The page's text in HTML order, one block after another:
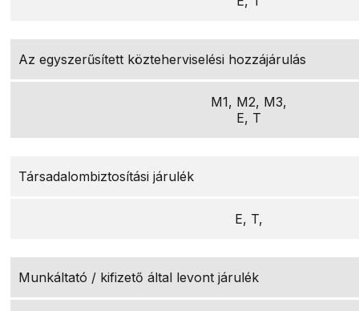
Az egyszerűsített közteherviselési hozzájárulás
M1, M2, M3,
E, T
Társadalombiztosítási járulék
E, T,
Munkáltató / kifizető által levont járulék